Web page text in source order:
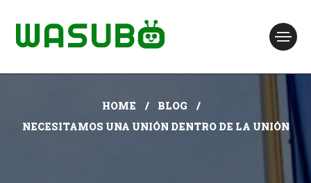
HOME
BLOG
NECESITAMOS UNA UNIÓN DENTRO DE LA UNIÓN